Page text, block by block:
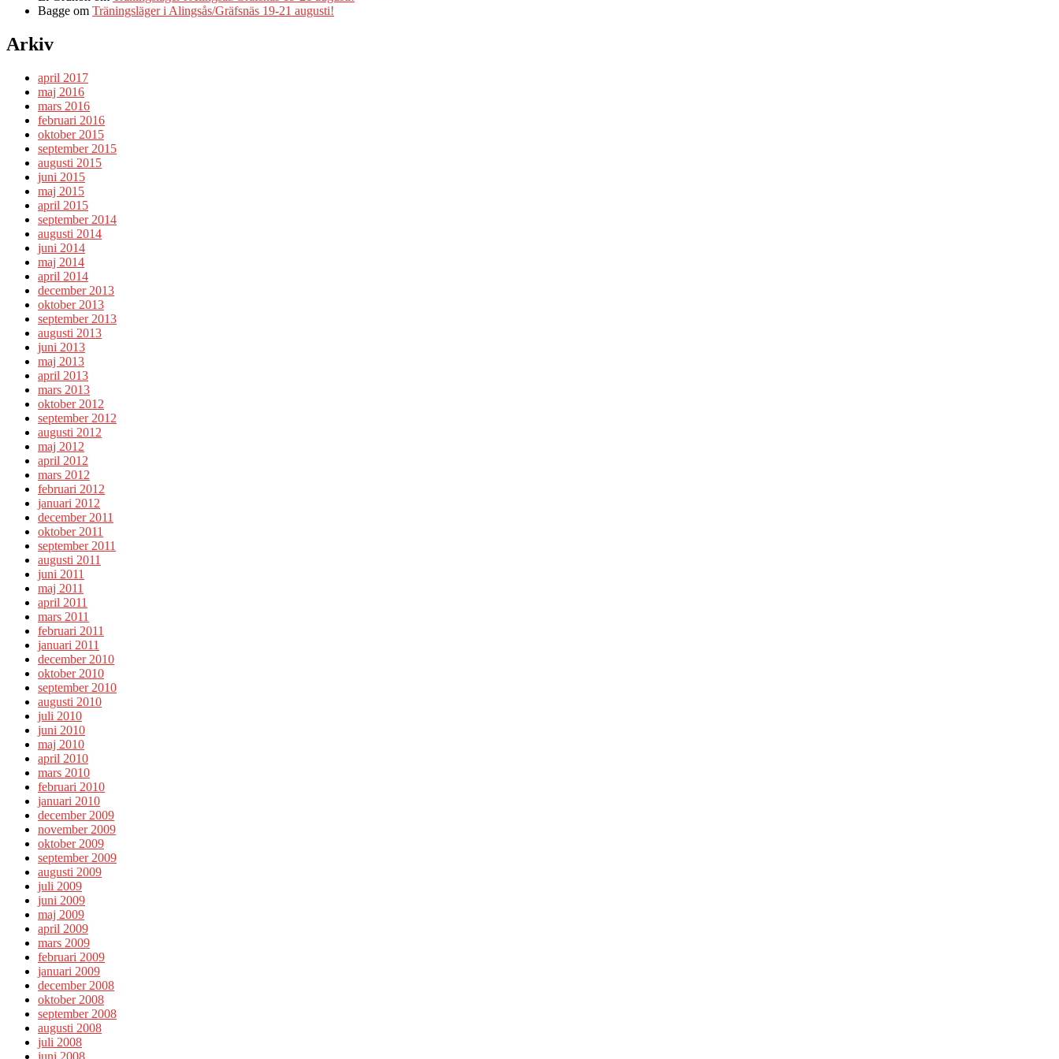
Bagge om Träningsläger i Alingsås/Gräfsnäs 19-21 augusti!
Arkiv
april 2017
maj 2016
mars 2016
februari 2016
oktober 2015
september 2015
augusti 2015
juni 2015
maj 2015
april 2015
september 2014
augusti 2014
juni 2014
maj 2014
april 2014
december 2013
oktober 2013
september 2013
augusti 2013
juni 2013
maj 2013
april 2013
mars 2013
oktober 2012
september 2012
augusti 2012
maj 2012
april 2012
mars 2012
februari 2012
januari 2012
december 2011
oktober 2011
september 2011
augusti 2011
juni 2011
maj 2011
april 2011
mars 2011
februari 2011
januari 2011
december 2010
oktober 2010
september 2010
augusti 2010
juli 2010
juni 2010
maj 2010
april 2010
mars 2010
februari 2010
januari 2010
december 2009
november 2009
oktober 2009
september 2009
augusti 2009
juli 2009
juni 2009
maj 2009
april 2009
mars 2009
februari 2009
januari 2009
december 2008
oktober 2008
september 2008
augusti 2008
juli 2008
juni 2008